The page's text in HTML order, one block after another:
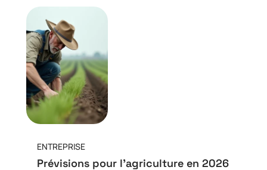
ENTREPRISE
Prévisions pour l’agriculture en 2026